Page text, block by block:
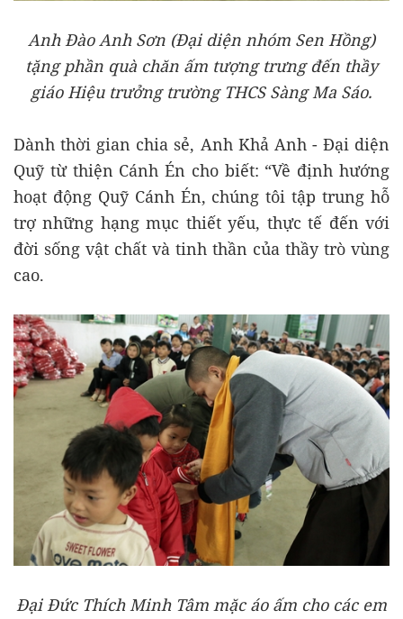
Anh Đào Anh Sơn (Đại diện nhóm Sen Hồng)
tặng phần quà chăn ấm tượng trưng đến thầy
giáo Hiệu trưởng trường THCS Sàng Ma Sáo.
Dành thời gian chia sẻ, Anh Khả Anh - Đại diện
Quỹ từ thiện Cánh Én cho biết: “Về định hướng
hoạt động Quỹ Cánh Én, chúng tôi tập trung hỗ
trợ những hạng mục thiết yếu, thực tế đến với
đời sống vật chất và tinh thần của thầy trò vùng
cao.
Đại Đức Thích Minh Tâm mặc áo ấm cho các em